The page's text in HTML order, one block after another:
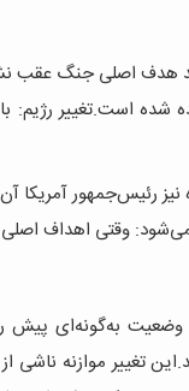
هدف اصلی جنگ عقب
شده است.تغییر
نیز رئیس‌جمهور
وقتی اهداف
به‌گونه‌ای پیش
تغییر موازنه ناشی